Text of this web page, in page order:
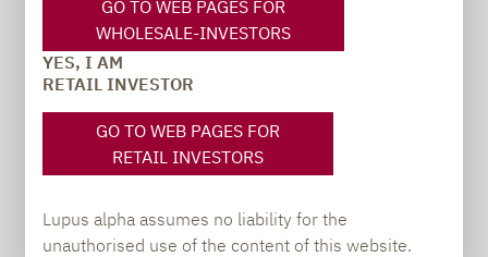
GO TO WEB PAGES FOR
WHOLESALE-INVESTORS
YES, I AM
RETAIL INVESTOR
GO TO WEB PAGES FOR
RETAIL INVESTORS
Lupus alpha assumes no liability for the
unauthorised use of the content of this website.
PR manager, Communications
carsten.michael@lupusalpha.de
+49 69 / 36 50 58 - 7402